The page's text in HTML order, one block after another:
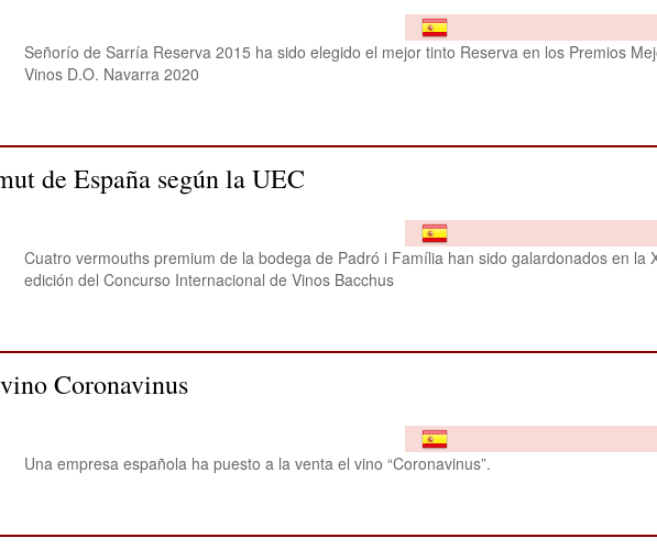
Señorío de Sarría Reserva 2015 ha sido elegido el mejor tinto Reserva en los Premios
Vinos D.O. Navarra 2020
de España según la UEC
Cuatro vermouths premium de la bodega de Padró i Família han sido galardonados en la
edición del Concurso Internacional de Vinos Bacchus
Coronavinus
Una empresa española ha puesto a la venta el vino “Coronavinus”.